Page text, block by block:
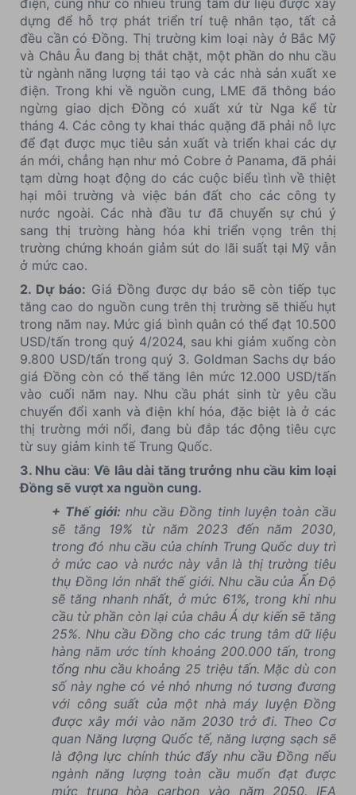
dựng để hỗ trợ phát triển trí tuệ nhân tạo, tất cả
đều cần có Đồng. Thị trường kim loại này ở Bắc Mỹ
và Châu Âu đang bị thắt chặt, một phần do nhu cầu
từ ngành năng lượng tái tạo và các nhà sản xuất xe
điện. Trong khi về nguồn cung, LME đã thông báo
ngừng giao dịch Đồng có xuất xứ từ Nga kể từ
tháng 4. Các công ty khai thác quặng đã phải nỗ lực
để đạt được mục tiêu sản xuất và triển khai các dự
án mới, chẳng hạn như mỏ Cobre ở Panama, đã phải
tạm dừng hoạt động do các cuộc biểu tình về thiệt
hại môi trường và việc bán đất cho các công ty
nước ngoài. Các nhà đầu tư đã chuyển sự chú ý
sang thị trường hàng hóa khi triển vọng trên thị
trường chứng khoán giảm sút do lãi suất tại Mỹ vẫn
ở mức cao.
2. Dự báo: Giá Đồng được dự báo sẽ còn tiếp tục
tăng cao do nguồn cung trên thị trường sẽ thiếu hụt
trong năm nay. Mức giá bình quân có thể đạt 10.500
USD/tấn trong quý 4/2024, sau khi giảm xuống còn
9.800 USD/tấn trong quý 3. Goldman Sachs dự báo
giá Đồng còn có thể tăng lên mức 12.000 USD/tấn
vào cuối năm nay. Nhu cầu phát sinh từ yêu cầu
chuyển đổi xanh và điện khí hóa, đặc biệt là ở các
thị trường mới nổi, đang bù đắp tác động tiêu cực
từ suy giảm kinh tế Trung Quốc.
3. Nhu cầu:Về lâu dài tăng trưởng nhu cầu kim loại
Đồng sẽ vượt xa nguồn cung.
+ Thế giới: nhu cầu Đồng tinh luyện toàn cầu
sẽ tăng 19% từ năm 2023 đến năm 2030,
trong đó nhu cầu của chính Trung Quốc duy trì
ở mức cao và nước này vẫn là thị trường tiêu
thụ Đồng lớn nhất thế giới. Nhu cầu của Ấn Độ
sẽ tăng nhanh nhất, ở mức 61%, trong khi nhu
cầu từ phần còn lại của châu Á dự kiến sẽ tăng
25%. Nhu cầu Đồng cho các trung tâm dữ liệu
hàng năm ước tính khoảng 200.000 tấn, trong
tổng nhu cầu khoảng 25 triệu tấn. Mặc dù con
số này nghe có vẻ nhỏ nhưng nó tương đương
với công suất của một nhà máy luyện Đồng
được xây mới vào năm 2030 trở đi. Theo Cơ
quan Năng lượng Quốc tế, năng lượng sạch sẽ
là động lực chính thúc đẩy nhu cầu Đồng nếu
ngành năng lượng toàn cầu muốn đạt được
mức trung hòa carbon vào năm 2050. IEA